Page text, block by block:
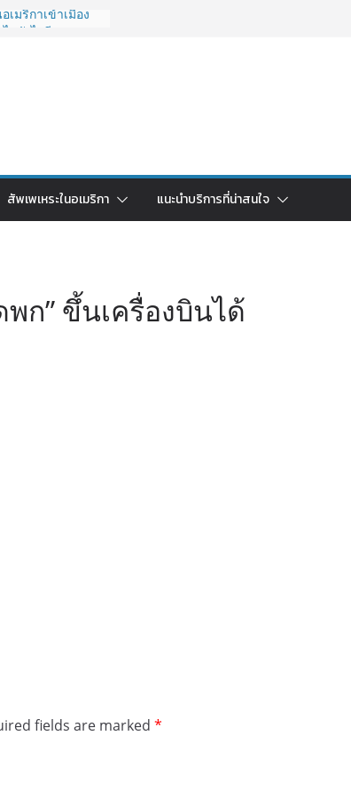
มริกาเข้าเมือง
ปี 2026?
ริกา 2026: ตัว
สัพเพเหระในอเมริกา แนะนำบริการที่น่าสนใจ
ก” ขึ้นเครื่องบินได้
fields are marked *